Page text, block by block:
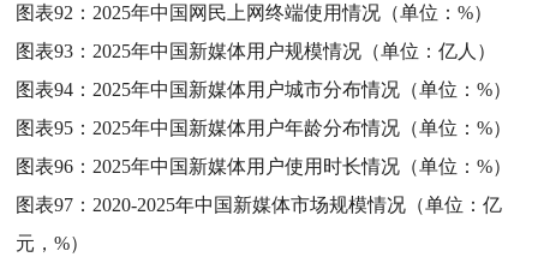
图表92： 2025年中国网民上网终端使用情况（单位：%）
图表93： 2025年中国新媒体用户规模情况（单位：亿人）
图表94： 2025年中国新媒体用户城市分布情况（单位：%）
图表95： 2025年中国新媒体用户年龄分布情况（单位：%）
图表96： 2025年中国新媒体用户使用时长情况（单位：%）
图表97： 2020-2025年中国新媒体市场规模情况（单位：亿
元，%）